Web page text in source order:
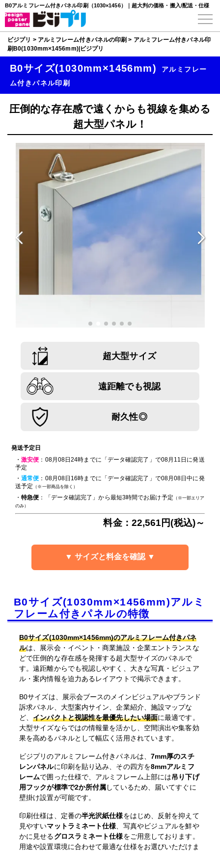
B0アルミフレーム付きパネル印刷（1030×1456）｜超大判の価格・搬入/配送・仕様
ビジプリ > アルミフレーム付きパネルの印刷 > アルミフレーム付きパネル印
刷B0(1030mm×1456mm)|ビジプリ
B0サイズ(1030mm×1456mm)
アルミフレー
ム付きパネル印刷
圧倒的な存在感で遠くからも視線を集める
超大型パネル！
超大型サイズ
遠距離でも視認
耐久性◎
発送予定日
・激安便 ：08月08日24時までに「データ確認完了」で08月11日に発送
予定
・通常便 ：08月08日16時までに「データ確認完了」で08月08日中に発
送予定 （※一部商品を除く）
・特急便 ：「データ確認完了」から最短3時間でお届け予定 （※一部エリア
のみ）
料金：22,561円(税込)～
▼ サイズと料金を確認 ▼
B0サイズ(1030mm×1456mm)アルミ
フレーム付きパネルの特徴
B0サイズ(1030mm×1456mm)のアルミフレーム付きパネ
ルは、展示会・イベント・商業施設・企業エントランスな
どで圧倒的な存在感を発揮する超大型サイズのパネルで
す。遠距離からでも視認しやすく、大きな写真・ビジュア
ル・案内情報を迫力あるレイアウトで掲示できます。
B0サイズは、展示会ブースのメインビジュアルやブランド
訴求パネル、大型案内サイン、企業紹介、施設マップな
ど、インパクトと視認性を最優先したい場面に最適です。
大型サイズならではの情報量を活かし、空間演出や集客効
果を高めるパネルとして幅広く活用されています。
ビジプリのアルミフレーム付きパネルは、 7mm厚のスチ
レンパネルに印刷を貼り込み、その四方を8mmアルミフ
レームで囲った仕様で、アルミフレーム上部には吊り下げ
用フックが標準で2か所付属しているため、届いてすぐに
壁掛け設置が可能です。
印刷仕様は、定番の半光沢紙仕様をはじめ、反射を抑えて
見やすいマットラミネート仕様 、写真やビジュアルを鮮や
かに見せるグロスラミネート仕様をご用意しております。
用途や設置環境に合わせて最適な仕様をお選びいただけま